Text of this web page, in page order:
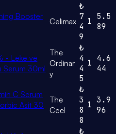
Booster
Celimax
₺
7
4
9
1 5.5
89
- Leke ve
Serum 30ml
The
Ordinar
y
₺
4
4
5
1 4.6
44
C Serum
Asit 30
The
Ceel
₺
3
8
8
1 3.9
96
₺